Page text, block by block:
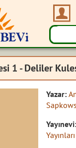
1 - Deliler
Yazar:
Yayınevi:
Yayınları